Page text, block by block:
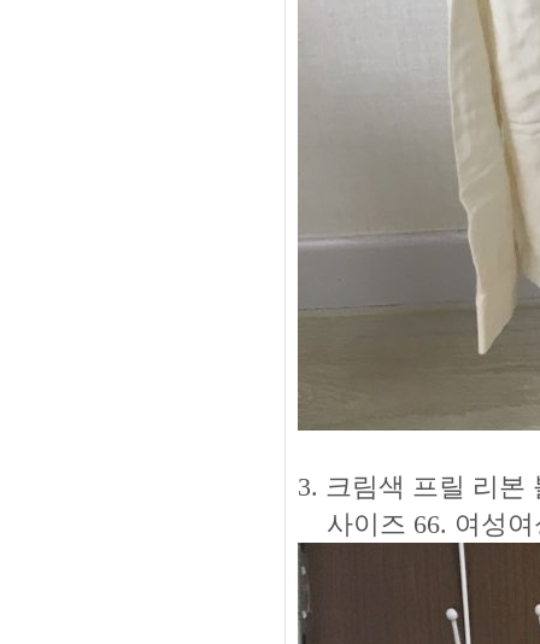
3. 크림색 프릴 리본
사이즈 66. 여성여